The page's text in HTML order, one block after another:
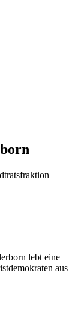
lebt eine
aus